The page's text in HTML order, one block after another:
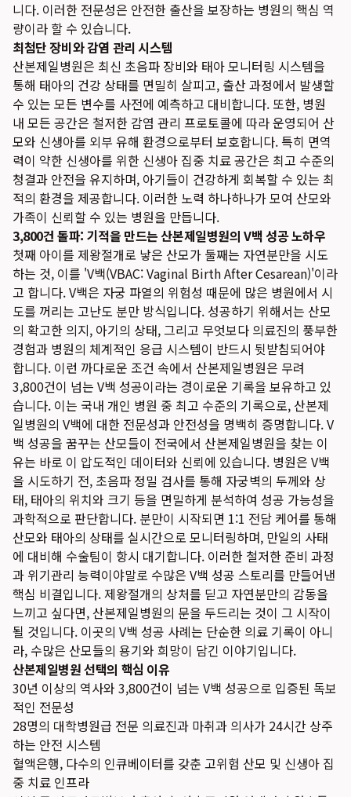
니다. 이러한 전문성은 안전한 출산을 보장하는 병원의 핵심 역
량이라 할 수 있습니다.
최첨단 장비와 감염 관리 시스템
산본제일병원은 최신 초음파 장비와 태아 모니터링 시스템을
통해 태아의 건강 상태를 면밀히 살피고, 출산 과정에서 발생할
수 있는 모든 변수를 사전에 예측하고 대비합니다. 또한, 병원
내 모든 공간은 철저한 감염 관리 프로토콜에 따라 운영되어 산
모와 신생아를 외부 유해 환경으로부터 보호합니다. 특히 면역
력이 약한 신생아를 위한 신생아 집중 치료 공간은 최고 수준의
청결과 안전을 유지하며, 아기들이 건강하게 회복할 수 있는 최
적의 환경을 제공합니다. 이러한 노력 하나하나가 모여 산모와
가족이 신뢰할 수 있는 병원을 만듭니다.
3,800건 돌파: 기적을 만드는 산본제일병원의 V백 성공 노하우
첫째 아이를 제왕절개로 낳은 산모가 둘째는 자연분만을 시도
하는 것, 이를 'V백(VBAC: Vaginal Birth After Cesarean)'이라
고 합니다. V백은 자궁 파열의 위험성 때문에 많은 병원에서 시
도를 꺼리는 고난도 분만 방식입니다. 성공하기 위해서는 산모
의 확고한 의지, 아기의 상태, 그리고 무엇보다 의료진의 풍부한
경험과 병원의 체계적인 응급 시스템이 반드시 뒷받침되어야
합니다. 이런 까다로운 조건 속에서 산본제일병원은 무려
3,800건이 넘는 V백 성공이라는 경이로운 기록을 보유하고 있
습니다. 이는 국내 개인 병원 중 최고 수준의 기록으로, 산본제
일병원의 V백에 대한 전문성과 안전성을 명백히 증명합니다. V
백 성공을 꿈꾸는 산모들이 전국에서 산본제일병원을 찾는 이
유는 바로 이 압도적인 데이터와 신뢰에 있습니다. 병원은 V백
을 시도하기 전, 초음파 정밀 검사를 통해 자궁벽의 두께와 상
태, 태아의 위치와 크기 등을 면밀하게 분석하여 성공 가능성을
과학적으로 판단합니다. 분만이 시작되면 1:1 전담 케어를 통해
산모와 태아의 상태를 실시간으로 모니터링하며, 만일의 사태
에 대비해 수술팀이 항시 대기합니다. 이러한 철저한 준비 과정
과 위기관리 능력이야말로 수많은 V백 성공 스토리를 만들어낸
핵심 비결입니다. 제왕절개의 상처를 딛고 자연분만의 감동을
느끼고 싶다면, 산본제일병원의 문을 두드리는 것이 그 시작이
될 것입니다. 이곳의 V백 성공 사례는 단순한 의료 기록이 아니
라, 수많은 산모들의 용기와 희망이 담긴 이야기입니다.
산본제일병원 선택의 핵심 이유
30년 이상의 역사와 3,800건이 넘는 V백 성공으로 입증된 독보
적인 전문성
28명의 대학병원급 전문 의료진과 마취과 의사가 24시간 상주
하는 안전 시스템
혈액은행, 다수의 인큐베이터를 갖춘 고위험 산모 및 신생아 집
중 치료 인프라